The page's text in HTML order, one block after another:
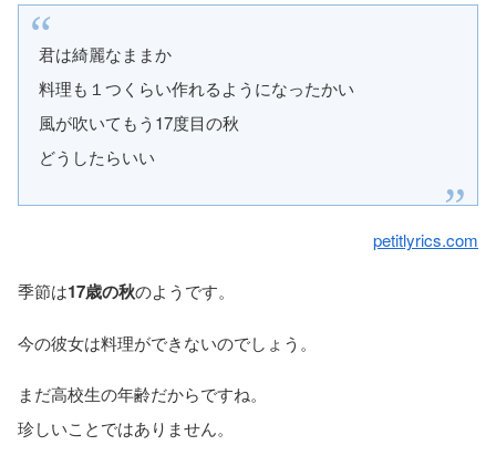
君は綺麗なままか
料理も１つくらい作れるようになったかい
風が吹いてもう17度目の秋
どうしたらいい
petitlyrics.com
季節は17歳の秋のようです。
今の彼女は料理ができないのでしょう。
まだ高校生の年齢だからですね。
珍しいことではありません。